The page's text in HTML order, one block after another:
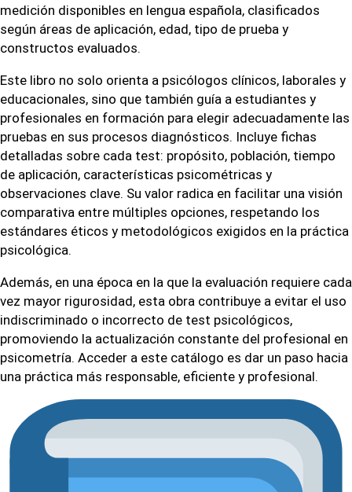
medición disponibles en lengua española, clasificados
según áreas de aplicación, edad, tipo de prueba y
constructos evaluados.
Este libro no solo orienta a psicólogos clínicos, laborales y
educacionales, sino que también guía a estudiantes y
profesionales en formación para elegir adecuadamente las
pruebas en sus procesos diagnósticos. Incluye fichas
detalladas sobre cada test: propósito, población, tiempo
de aplicación, características psicométricas y
observaciones clave. Su valor radica en facilitar una visión
comparativa entre múltiples opciones, respetando los
estándares éticos y metodológicos exigidos en la práctica
psicológica.
Además, en una época en la que la evaluación requiere cada
vez mayor rigurosidad, esta obra contribuye a evitar el uso
indiscriminado o incorrecto de test psicológicos,
promoviendo la actualización constante del profesional en
psicometría. Acceder a este catálogo es dar un paso hacia
una práctica más responsable, eficiente y profesional.